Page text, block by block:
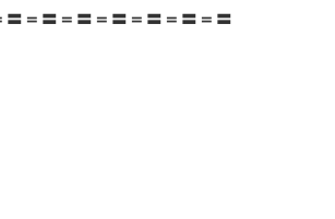
＝〓＝〓＝〓＝〓＝〓＝〓